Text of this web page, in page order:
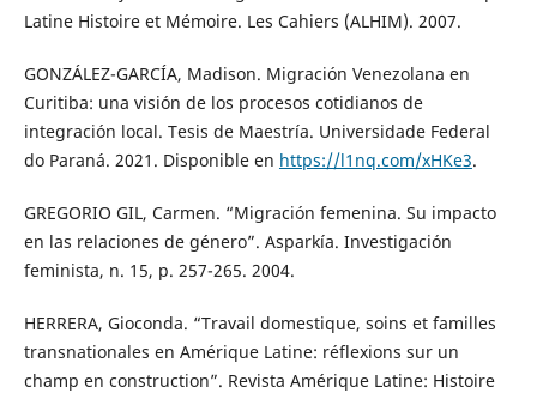
Latine Histoire et Mémoire. Les Cahiers (ALHIM). 2007.
GONZÁLEZ-GARCÍA, Madison. Migración Venezolana en
Curitiba: una visión de los procesos cotidianos de
integración local. Tesis de Maestría. Universidade Federal
do Paraná. 2021. Disponible en https://l1nq.com/xHKe3.
GREGORIO GIL, Carmen. “Migración femenina. Su impacto
en las relaciones de género”. Asparkía. Investigación
feminista, n. 15, p. 257-265. 2004.
HERRERA, Gioconda. “Travail domestique, soins et familles
transnationales en Amérique Latine: réflexions sur un
champ en construction”. Revista Amérique Latine: Histoire